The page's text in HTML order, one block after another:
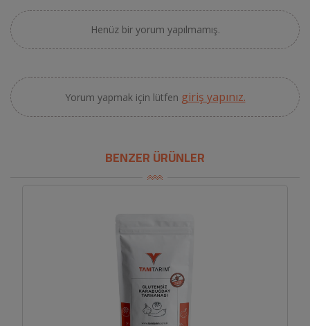
Henüz bir yorum yapılmamış.
Yorum yapmak için lütfen giriş yapınız.
BENZER ÜRÜNLER